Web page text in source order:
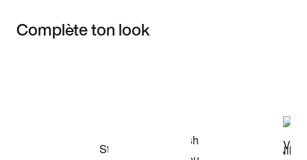
Complète ton look